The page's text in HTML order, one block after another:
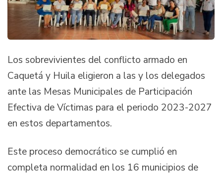
Los sobrevivientes del conflicto armado en
Caquetá y Huila eligieron a las y los delegados
ante las Mesas Municipales de Participación
Efectiva de Víctimas para el periodo 2023-2027
en estos departamentos.
Este proceso democrático se cumplió en
completa normalidad en los 16 municipios de